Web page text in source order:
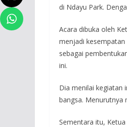
di Ndayu Park.
Acara dibuka oleh
menjadi kesempatan
sebagai
ini.
Dia menilai kegiatan
bangsa. Menurutnya
Sementara itu,